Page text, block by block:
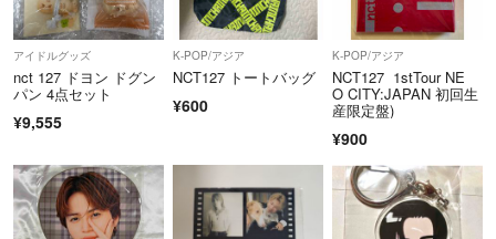
気軽に質問をしてください
アイドルグッズ
nct 127 ドヨン ドグン
パン 4点セット
¥9,555
K-POP/アジア
NCT127 トートバッグ
¥600
K-POP/アジア
NCT127 1stTour NE
O CITY:JAPAN 初回生
産限定盤)
¥900